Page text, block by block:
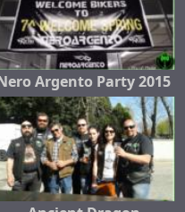
Argento Party 2015